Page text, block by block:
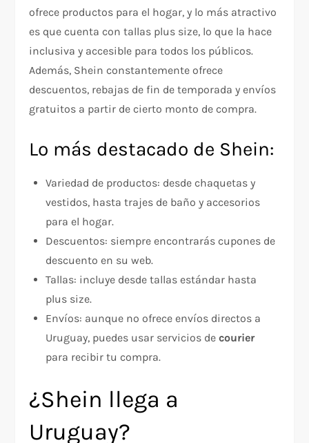
ofrece productos para el hogar, y lo más atractivo
es que cuenta con tallas plus size, lo que la hace
inclusiva y accesible para todos los públicos.
Además, Shein constantemente ofrece
descuentos, rebajas de fin de temporada y envíos
gratuitos a partir de cierto monto de compra.
Lo más destacado de Shein:
Variedad de productos: desde chaquetas y
vestidos, hasta trajes de baño y accesorios
para el hogar.
Descuentos: siempre encontrarás cupones de
descuento en su web.
Tallas: incluye desde tallas estándar hasta
plus size.
Envíos: aunque no ofrece envíos directos a
Uruguay, puedes usar servicios decourier
para recibir tu compra.
¿Shein llega a
Uruguay?